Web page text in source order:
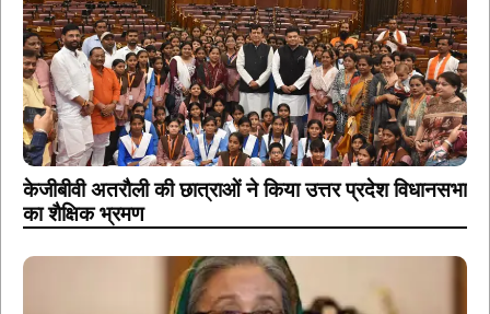
केजीबीवी अतरौली की छात्राओं ने किया उत्तर प्रदेश विधानसभा
का शैक्षिक भ्रमण